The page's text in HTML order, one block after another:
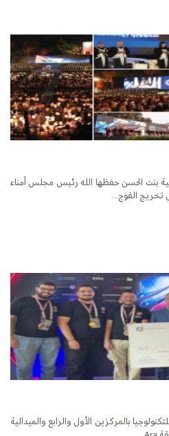
بنت الحسن حفظها الله رئيس مجلس أمناء
تخريج الفوج...
بالمركزين الأول والرابع والميدالية